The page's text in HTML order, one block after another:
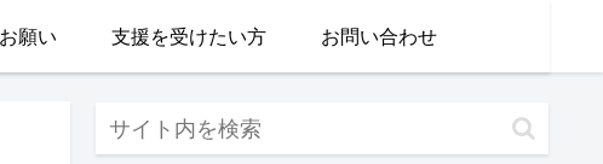
願い 支援を受けたい方 お問い合わせ